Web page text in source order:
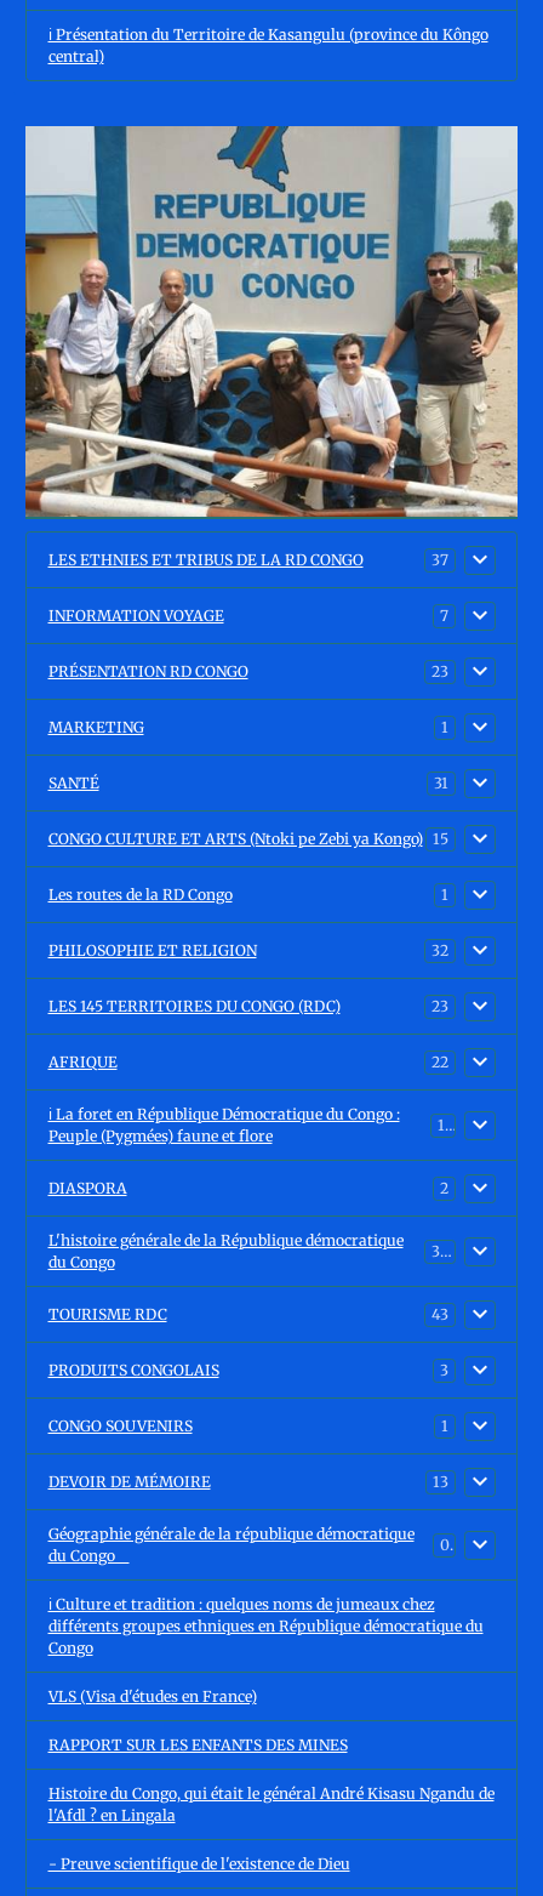
ℹ️ Présentation du Territoire de Kasangulu (province du Kôngo
central)
LES ETHNIES ET TRIBUS DE LA RD CONGO 37
INFORMATION VOYAGE 7
PRÉSENTATION RD CONGO 23
MARKETING 1
SANTÉ 31
CONGO CULTURE ET ARTS (Ntoki pe Zebi ya Kongo) 15
Les routes de la RD Congo 1
PHILOSOPHIE ET RELIGION 32
LES 145 TERRITOIRES DU CONGO (RDC) 23
AFRIQUE 22
ℹ️ La foret en République Démocratique du Congo :
Peuple (Pygmées) faune et flore
15
DIASPORA 2
L'histoire générale de la République démocratique
du Congo
30
TOURISME RDC 43
PRODUITS CONGOLAIS 3
CONGO SOUVENIRS 1
DEVOIR DE MÉMOIRE 13
Géographie générale de la république démocratique
du Congo
0
ℹ️ Culture et tradition : quelques noms de jumeaux chez
différents groupes ethniques en République démocratique du
Congo
VLS (Visa d'études en France)
RAPPORT SUR LES ENFANTS DES MINES
Histoire du Congo, qui était le général André Kisasu Ngandu de
l'Afdl ? en Lingala
- Preuve scientifique de l'existence de Dieu